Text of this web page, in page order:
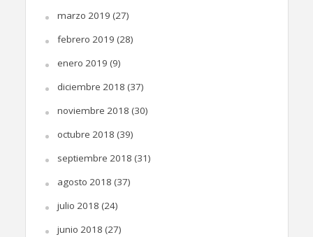
marzo 2019 (27)
febrero 2019 (28)
enero 2019 (9)
diciembre 2018 (37)
noviembre 2018 (30)
octubre 2018 (39)
septiembre 2018 (31)
agosto 2018 (37)
julio 2018 (24)
junio 2018 (27)